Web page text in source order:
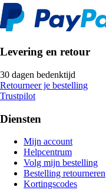
Levering en retour
30 dagen bedenktijd
Retourneer je bestelling
Trustpilot
Diensten
Mijn account
Helpcentrum
Volg mijn bestelling
Bestelling retourneren
Kortingscodes